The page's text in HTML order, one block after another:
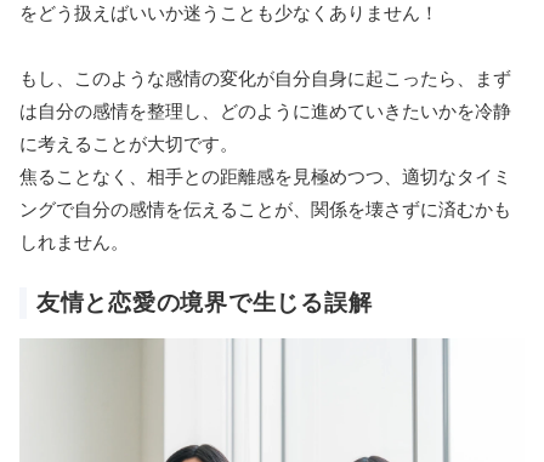
をどう扱えばいいか迷うことも少なくありません！
もし、このような感情の変化が自分自身に起こったら、まず
は自分の感情を整理し、どのように進めていきたいかを冷静
に考えることが大切です。
焦ることなく、相手との距離感を見極めつつ、適切なタイミ
ングで自分の感情を伝えることが、関係を壊さずに済むかも
しれません。
友情と恋愛の境界で生じる誤解